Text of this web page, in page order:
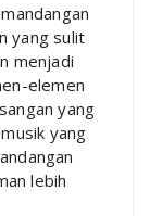
yang sulit
menjadi
elemen
yang
yang
lebih